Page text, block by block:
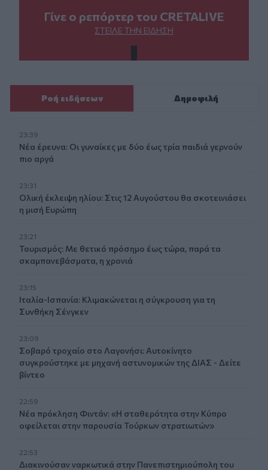
Γίνε ο ρεπόρτερ του CRETALIVE
ΣΤΕΊΛΕ ΤΗΝ ΕΊΔΗΣΗ
Ροή ειδήσεων Δημοφιλή
23:39
Νέα έρευνα: Οι γυναίκες με δύο έως τρία παιδιά γερνούν
πιο αργά
23:31
Ολική έκλειψη ηλίου: Στις 12 Αυγούστου θα σκοτεινιάσει
η μισή Ευρώπη
23:21
Τουρισμός: Με θετικό πρόσημο έως τώρα, παρά τα
σκαμπανεβάσματα, η χρονιά
23:15
Ιταλία-Ισπανία: Κλιμακώνεται η σύγκρουση για τη
Συνθήκη Σένγκεν
23:09
Σοβαρό τροχαίο στο Λαγονήσι: Αυτοκίνητο
συγκρούστηκε με μηχανή αστυνομικών της ΔΙΑΣ - Δείτε
βίντεο
22:59
Νέα πρόκληση Φιντάν: «Η σταθερότητα στην Κύπρο
οφείλεται στην παρουσία Τούρκων στρατιωτών»
22:53
Διακινούσαν ναρκωτικά στην Πανεπιστημιούπολη του